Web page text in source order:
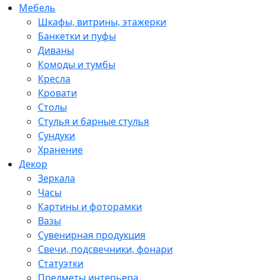
Мебель
Шкафы, витрины, этажерки
Банкетки и пуфы
Диваны
Комоды и тумбы
Кресла
Кровати
Столы
Стулья и барные стулья
Сундуки
Хранение
Декор
Зеркала
Часы
Картины и фоторамки
Вазы
Сувенирная продукция
Свечи, подсвечники, фонари
Статуэтки